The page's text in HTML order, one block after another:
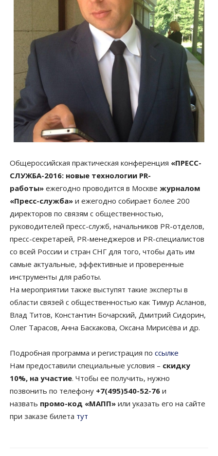
Общероссийская практическая конференция «ПРЕСС-
СЛУЖБА-2016: новые технологии PR-
работы» ежегодно проводится в Москве журналом
«Пресс-служба» и ежегодно собирает более 200
директоров по связям с общественностью,
руководителей пресс-служб, начальников PR-отделов,
пресс-секретарей, PR-менеджеров и PR-специалистов
со всей России и стран СНГ для того, чтобы дать им
самые актуальные, эффективные и проверенные
инструменты для работы.
На мероприятии также выступят такие эксперты в
области связей с общественностью как Тимур Асланов,
Влад Титов, Константин Бочарский, Дмитрий Сидорин,
Олег Тарасов, Анна Баскакова, Оксана Мирисёва и др.
Подробная программа и регистрация по ссылке
Нам предоставили специальные условия – скидку
10%, на участие. Чтобы ее получить, нужно
позвонить по телефону +7(495)540-52-76 и
назвать промо-код «МАПП» или указать его на сайте
при заказе билета тут